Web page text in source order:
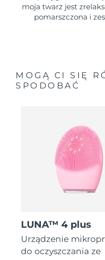
moja twarz jest
pomarszczona i
MOGĄ CI SIĘ
SPODOBAĆ
LUNA™ 4 plus
Urządzenie
do oczyszczania ze